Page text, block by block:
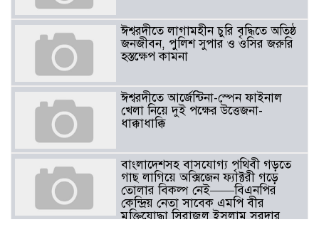
ঈশ্বরদীতে লাগামহীন চুরি বৃদ্ধিতে অতিষ্ঠ
জনজীবন, পুলিশ সুপার ও ওসির জরুরি
হস্তক্ষেপ কামনা ​
ঈশ্বরদীতে আর্জেন্টিনা-স্পেন ফাইনাল
খেলা নিয়ে দুই পক্ষের উত্তেজনা-
ধাক্কাধাক্কি
বাংলাদেশসহ বাসযোগ্য পৃথিবী গড়তে
গাছ লাগিয়ে অক্সিজেন ফ্যাক্টরী গড়ে
তোলার বিকল্প নেই——বিএনপির
কেন্দ্রিয় নেতা সাবেক এমপি বীর
মুক্তিযোদ্ধা সিরাজুল ইসলাম সরদার